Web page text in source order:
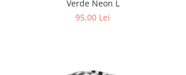
Verde Neon L
95,00 Lei